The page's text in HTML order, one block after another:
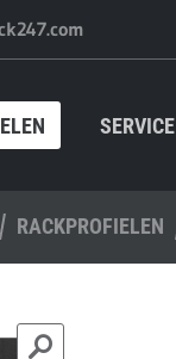
SERVICE
RACKPROFIELEN